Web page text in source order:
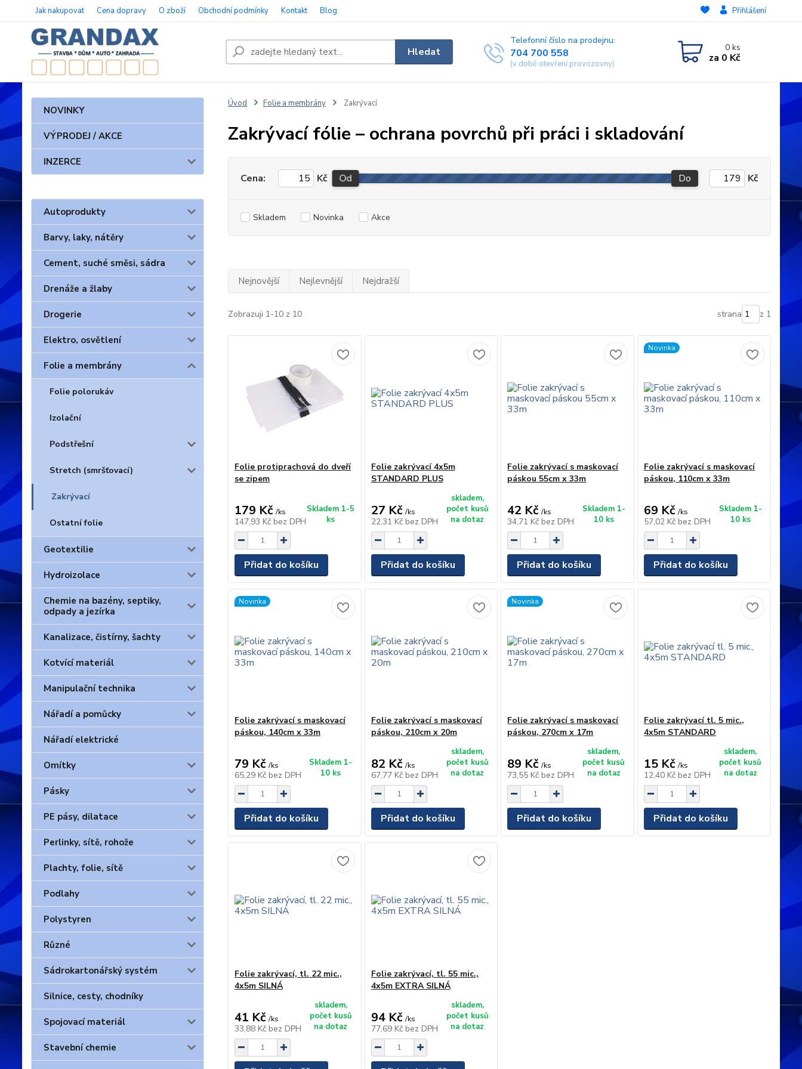
Jak nakupovat Cena dopravy O zboží Obchodní podmínky Kontakt Blog Přihlášení
Hledat
Telefonní číslo na prodejnu:
704 700 558
(v době otevření provozovny)
0ks
za 0 Kč
NOVINKY
VÝPRODEJ / AKCE
INZERCE
Autoprodukty
Barvy, laky, nátěry
Cement, suché směsi, sádra
Drenáže a žlaby
Drogerie
Elektro, osvětlení
Folie a membrány
Folie polorukáv
Izolační
Podstřešní
Stretch (smršťovací)
Zakrývací
Ostatní folie
Geotextilie
Hydroizolace
Chemie na bazény, septiky,
odpady a jezírka
Kanalizace, čistírny, šachty
Kotvící materiál
Manipulační technika
Nářadí a pomůcky
Nářadí elektrické
Omítky
Pásky
PE pásy, dilatace
Perlinky, sítě, rohože
Plachty, folie, sítě
Podlahy
Polystyren
Různé
Sádrokartonářský systém
Silnice, cesty, chodníky
Spojovací materiál
Stavební chemie
Úvod Folie a membrány Zakrývací
Zakrývací fólie – ochrana povrchů při práci i skladování
Cena: Kč Od Do Kč
Skladem Novinka Akce
Nejnovější Nejlevnější Nejdražší
Zobrazuji 1-10 z 10 strana z 1
Folie protiprachová do dveří
se zipem
179 Kč /ks
147,93 Kč bez DPH
Skladem 1-5
ks
Přidat do košíku
Folie zakrývací 4x5m
STANDARD PLUS
27 Kč /ks
22,31 Kč bez DPH
skladem,
počet kusů
na dotaz
Přidat do košíku
Folie zakrývací s maskovací
páskou 55cm x 33m
42 Kč /ks
34,71 Kč bez DPH
Skladem 1-
10 ks
Přidat do košíku
Novinka
Folie zakrývací s maskovací
páskou, 110cm x 33m
69 Kč /ks
57,02 Kč bez DPH
Skladem 1-
10 ks
Přidat do košíku
Novinka
Folie zakrývací s maskovací
páskou, 140cm x 33m
79 Kč /ks
65,29 Kč bez DPH
Skladem 1-
10 ks
Přidat do košíku
Folie zakrývací s maskovací
páskou, 210cm x 20m
82 Kč /ks
67,77 Kč bez DPH
skladem,
počet kusů
na dotaz
Přidat do košíku
Novinka
Folie zakrývací s maskovací
páskou, 270cm x 17m
89 Kč /ks
73,55 Kč bez DPH
skladem,
počet kusů
na dotaz
Přidat do košíku
Folie zakrývací tl. 5 mic.,
4x5m STANDARD
15 Kč /ks
12,40 Kč bez DPH
skladem,
počet kusů
na dotaz
Přidat do košíku
Folie zakrývací, tl. 22 mic.,
4x5m SILNÁ
41 Kč /ks
33,88 Kč bez DPH
skladem,
počet kusů
na dotaz
Folie zakrývací, tl. 55 mic.,
4x5m EXTRA SILNÁ
94 Kč /ks
77,69 Kč bez DPH
skladem,
počet kusů
na dotaz